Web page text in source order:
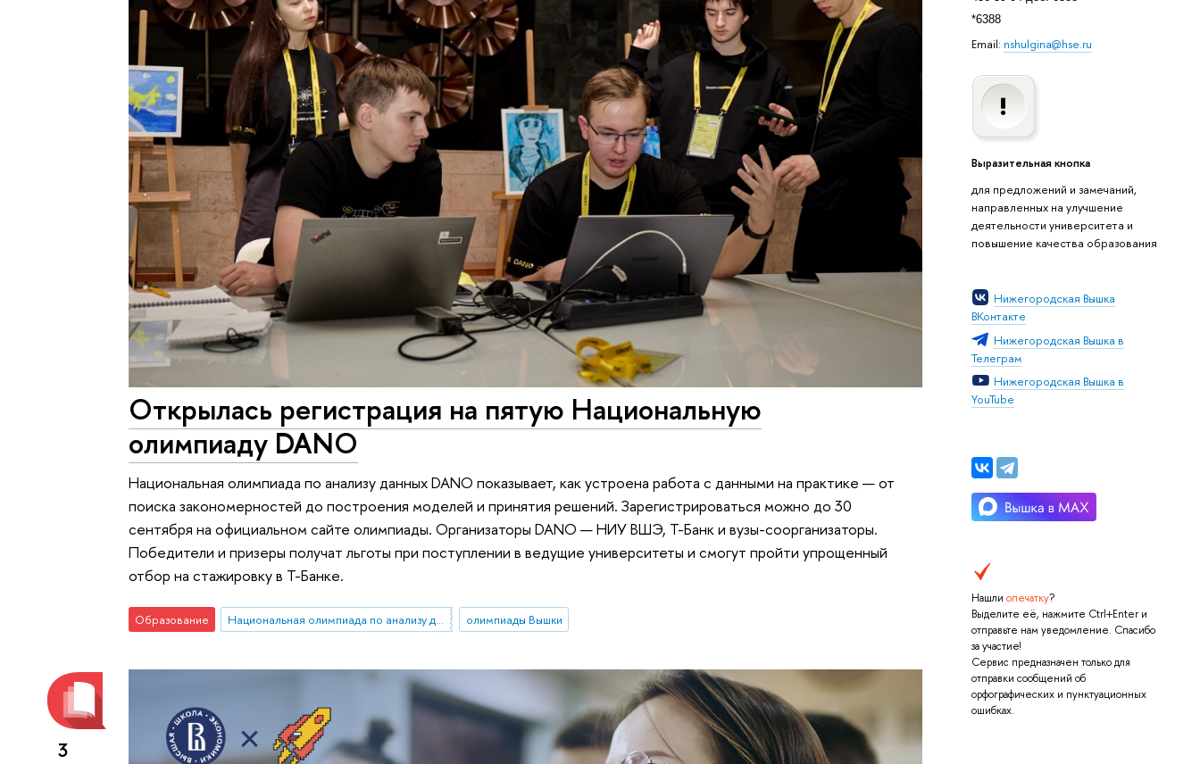
*6388
Email: nshulgina@hse.ru
Выразительная кнопка
для предложений и замечаний,
направленных на улучшение
деятельности университета и
повышение качества образования
Нижегородская Вышка
ВКонтакте
Нижегородская Вышка в
Телеграм
Нижегородская Вышка в
YouTube
Нашли опечатку?
Выделите её, нажмите Ctrl+Enter и
отправьте нам уведомление. Спасибо
за участие!
Сервис предназначен только для
отправки сообщений об
орфографических и пунктуационных
ошибках.
Открылась регистрация на пятую Национальную
олимпиаду DANO
Национальная олимпиада по анализу данных DANO показывает, как устроена работа с данными на практике — от
поиска закономерностей до построения моделей и принятия решений. Зарегистрироваться можно до 30
сентября на официальном сайте олимпиады. Организаторы DANO — НИУ ВШЭ, Т-Банк и вузы-соорганизаторы.
Победители и призеры получат льготы при поступлении в ведущие университеты и смогут пройти упрощенный
отбор на стажировку в Т-Банке.
Образование Национальная олимпиада по анализу данных «DANO» олимпиады Вышки
3